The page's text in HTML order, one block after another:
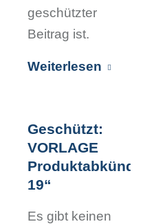
geschützter
Beitrag ist.
Weiterlesen
Geschützt:
VORLAGE
19“
Es gibt keinen